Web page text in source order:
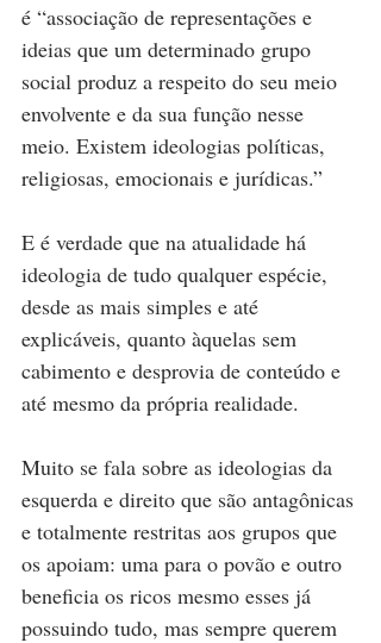
é “associação de representações e
ideias que um determinado grupo
social produz a respeito do seu meio
envolvente e da sua função nesse
meio. Existem ideologias políticas,
religiosas, emocionais e jurídicas.”
E é verdade que na atualidade há
ideologia de tudo qualquer espécie,
desde as mais simples e até
explicáveis, quanto àquelas sem
cabimento e desprovia de conteúdo e
até mesmo da própria realidade.
Muito se fala sobre as ideologias da
esquerda e direito que são antagônicas
e totalmente restritas aos grupos que
os apoiam: uma para o povão e outro
beneficia os ricos mesmo esses já
possuindo tudo, mas sempre querem